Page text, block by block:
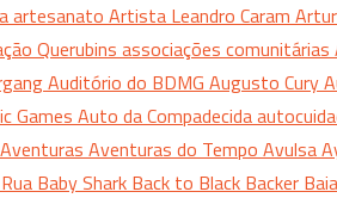
artesanato Artista Leandro Caram
Querubins associações comunitárias
Auditório do BDMG Augusto Cury
Games Auto da Compadecida
Aventuras Aventuras do Tempo Avulsa
Baby Shark Back to Black Backer